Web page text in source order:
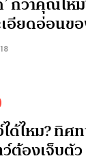
อียดอ่อนข
ด้ไหม? ทิศ
ต้องเจ็บตัว